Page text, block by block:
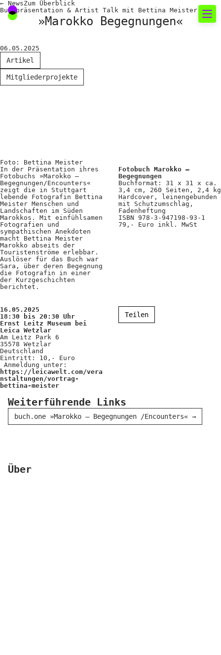
Neues rund um die
Fotografie
Das aktuelle Foto
Fakten für Politik und
Öffentlichkeit
Positionen
Verband
Fotograf*innen
Regionalgruppen
Foundation
Services für
Fotograf*innen
Mitglied werden
Presseausweis
Mein FREELENS
← NewsZum Überblick
Buchpräsentation & Artist Talk mit Bettina Meister
»Marokko Begegnungen«
06.05.2025
Artikel
Mitgliederprojekte
Foto: Bettina Meister
In der Präsentation ihres
Fotobuchs »Marokko –
Begegnungen/Encounters«
zeigt die in Stuttgart
lebende Fotografin Bettina
Meister Menschen und
Landschaften im Süden
Marokkos. Mit einfühlsamen
Fotografien und
sympathischen Anekdoten
macht Bettina Meister
Marokko abseits der
Touristenströme erlebbar.
Auslöser für das Buch war
Sara, über deren Begegnung
die Fotografin in einer
der Kurzgeschichten
berichtet.
Fotobuch Marokko –
Begegnungen
Buchformat: 31 x 31 x ca.
3,4 cm, 260 Seiten, 2,4 kg
Hardcover, leinengebunden
mit Schutzumschlag,
Fadenheftung
ISBN 978-3-947198-93-1
79,- Euro inkl. MwSt
16.05.2025
18:30 bis 20:30 Uhr
Ernst Leitz Museum bei
Leica Wetzlar
Am Leitz Park 6
35578 Wetzlar
Deutschland
Eintritt: 10,- Euro
Anmeldung unter:
https://leicawelt.com/vera
nstaltungen/vortrag-
bettina-meister
Teilen
Weiterführende Links
buch.one »Marokko – Begegnungen /Encounters« →
Über